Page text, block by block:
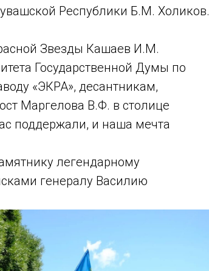
Республики Б.М. Холиков.
Звезды Кашаев И.М.
Государственной Думы по
«ЭКРА», десантникам,
Маргелова В.Ф. в столице
поддержали, и наша мечта
легендарному
генералу Василию